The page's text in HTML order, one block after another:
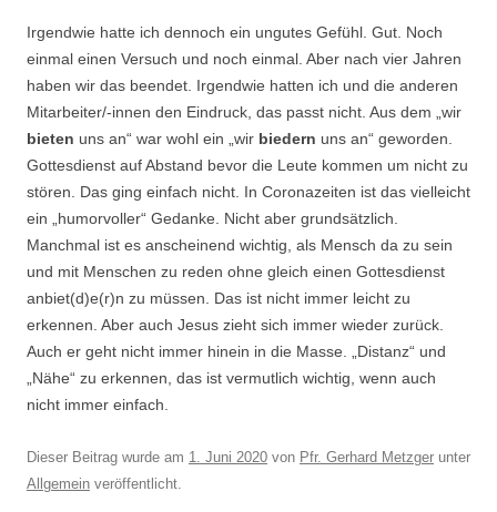
Irgendwie hatte ich dennoch ein ungutes Gefühl. Gut. Noch
einmal einen Versuch und noch einmal. Aber nach vier Jahren
haben wir das beendet. Irgendwie hatten ich und die anderen
Mitarbeiter/-innen den Eindruck, das passt nicht. Aus dem „wir
bieten uns an“ war wohl ein „wir biedern uns an“ geworden.
Gottesdienst auf Abstand bevor die Leute kommen um nicht zu
stören. Das ging einfach nicht. In Coronazeiten ist das vielleicht
ein „humorvoller“ Gedanke. Nicht aber grundsätzlich.
Manchmal ist es anscheinend wichtig, als Mensch da zu sein
und mit Menschen zu reden ohne gleich einen Gottesdienst
anbiet(d)e(r)n zu müssen. Das ist nicht immer leicht zu
erkennen. Aber auch Jesus zieht sich immer wieder zurück.
Auch er geht nicht immer hinein in die Masse. „Distanz“ und
„Nähe“ zu erkennen, das ist vermutlich wichtig, wenn auch
nicht immer einfach.
Dieser Beitrag wurde am 1. Juni 2020 von Pfr. Gerhard Metzger unter
Allgemein veröffentlicht.